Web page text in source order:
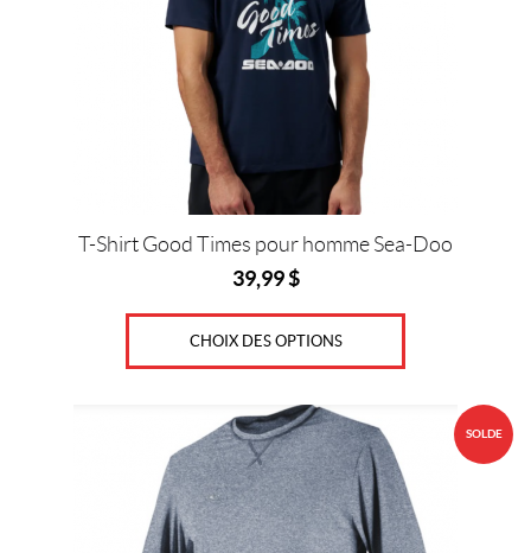
T-Shirt Good Times pour homme Sea-Doo
39,99$
CHOIX DES OPTIONS
SOLDE